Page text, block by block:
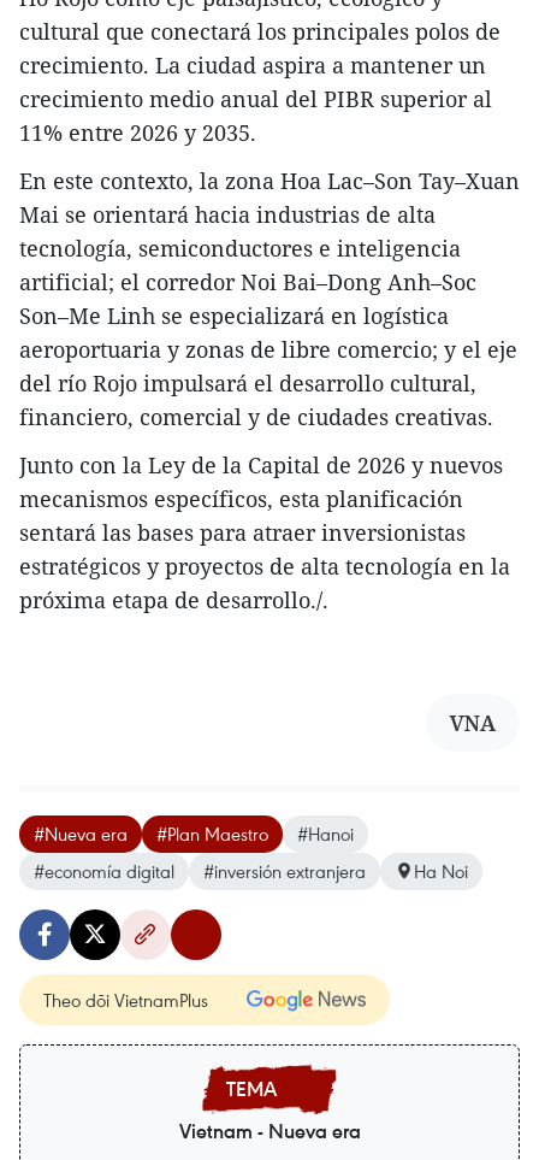
cultural que conectará los principales polos de
crecimiento. La ciudad aspira a mantener un
crecimiento medio anual del PIBR superior al
11% entre 2026 y 2035.
En este contexto, la zona Hoa Lac–Son Tay–Xuan
Mai se orientará hacia industrias de alta
tecnología, semiconductores e inteligencia
artificial; el corredor Noi Bai–Dong Anh–Soc
Son–Me Linh se especializará en logística
aeroportuaria y zonas de libre comercio; y el eje
del río Rojo impulsará el desarrollo cultural,
financiero, comercial y de ciudades creativas.
Junto con la Ley de la Capital de 2026 y nuevos
mecanismos específicos, esta planificación
sentará las bases para atraer inversionistas
estratégicos y proyectos de alta tecnología en la
próxima etapa de desarrollo./.
VNA
#Nueva era #Plan Maestro
#Hanoi
#economía digital
#inversión extranjera Ha Noi
Theo dõi VietnamPlus
Vietnam - Nueva era